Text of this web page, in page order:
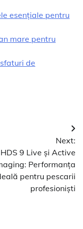
esențiale pentru
mare pentru
de
Next:
HDS 9 Live și Active
Performanța
pentru pescarii
profesioniști